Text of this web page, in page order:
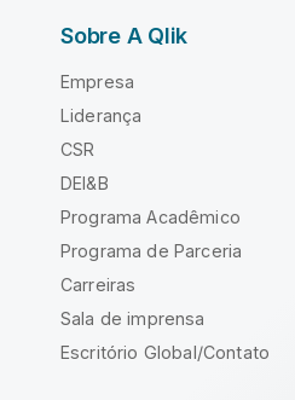
Sobre A Qlik
Empresa
Liderança
CSR
DEI&B
Programa Acadêmico
Programa de Parceria
Carreiras
Sala de imprensa
Escritório Global/Contato